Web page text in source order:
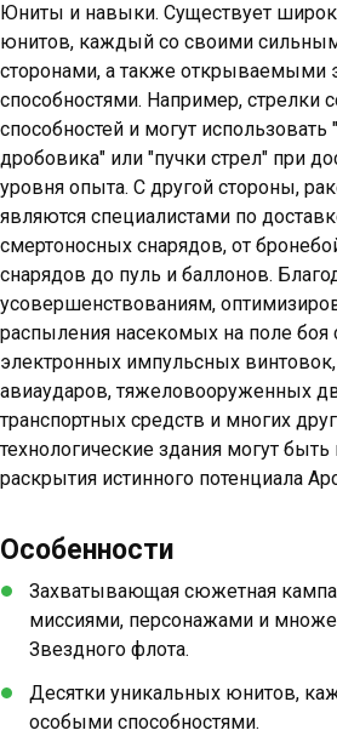
Юниты и навыки. Существует
юнитов, каждый со своими
сторонами, а также открываемыми
способностями. Например, стрелки
способностей и могут
дробовика" или "пучки стрел" при
уровня опыта. С другой стороны,
являются специалистами по
смертоносных снарядов, от
снарядов до пуль и баллонов.
усовершенствованиям,
распыления насекомых на поле
электронных импульсных винтовок,
авиаударов, тяжеловооруженных
транспортных средств и многих
технологические здания могут
раскрытия истинного потенциала
Особенности
Захватывающая сюжетная
миссиями, персонажами и
Звездного флота.
Десятки уникальных юнитов,
особыми способностями.